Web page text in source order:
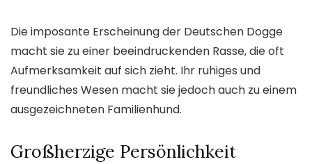
Die imposante Erscheinung der Deutschen Dogge
macht sie zu einer beeindruckenden Rasse, die oft
Aufmerksamkeit auf sich zieht. Ihr ruhiges und
freundliches Wesen macht sie jedoch auch zu einem
ausgezeichneten Familienhund.
Großherzige Persönlichkeit